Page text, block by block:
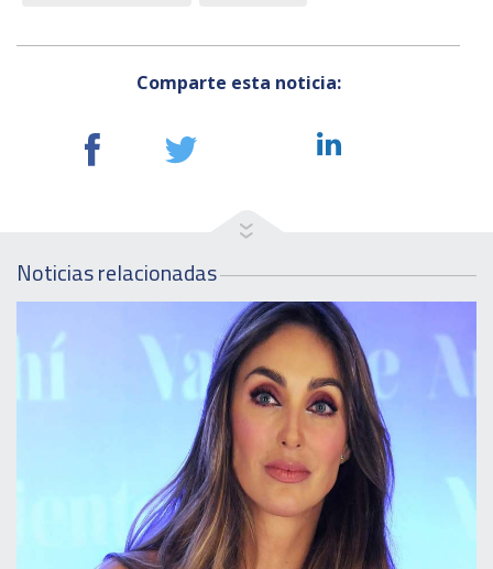
Comparte esta noticia:
Noticias relacionadas